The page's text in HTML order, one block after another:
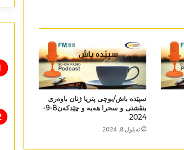
سپێدە باش/بوچی پتریا ژنان باوەری
بنڤشتی و سحرا ھەیە و چێدکەن8-9-
2024
ئه‌یلول 8, 2024